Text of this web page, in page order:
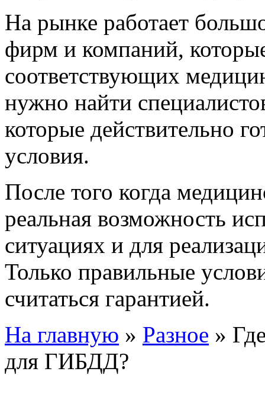
На рынке работает
фирм и компаний,
соответствующих
нужно найти
которые действительно
условия.
После того когда
реальная возможность
ситуациях и для
Только правильные
считаться гарантией.
На главную » Разное »
для ГИБДД?